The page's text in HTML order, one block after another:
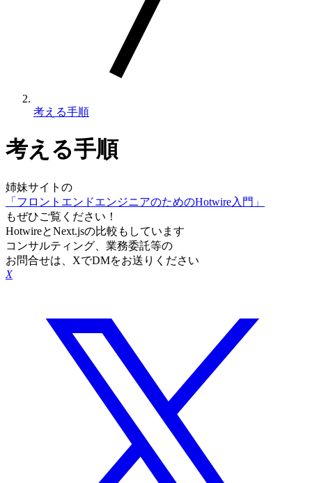
考える手順
考える手順
姉妹サイトの
「フロントエンドエンジニアのためのHotwire入門」
もぜひご覧ください！
HotwireとNext.jsの比較もしています
コンサルティング、業務委託等の
お問合せは、XでDMをお送りください
X